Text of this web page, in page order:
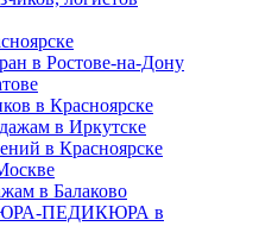
в Ростове-на-Дону
в Красноярске
в Иркутске
в Красноярске
в Балаково
ПЕДИКЮРА в